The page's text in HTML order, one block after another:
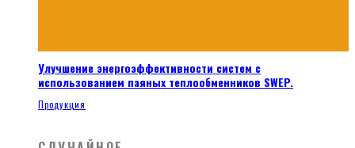
Улучшение энергоэффективности систем с
использованием паяных теплообменников SWEP.
Продукция